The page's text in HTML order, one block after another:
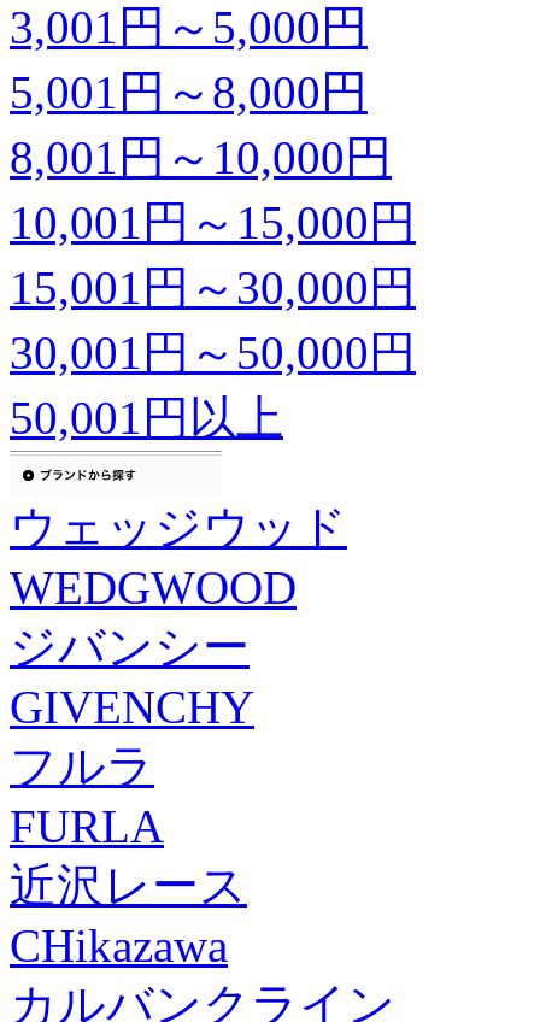
3,001円～5,000円
5,001円～8,000円
8,001円～10,000円
10,001円～15,000円
15,001円～30,000円
30,001円～50,000円
50,001円以上
ウェッジウッド
WEDGWOOD
ジバンシー
GIVENCHY
フルラ
FURLA
近沢レース
CHikazawa
カルバンクライン